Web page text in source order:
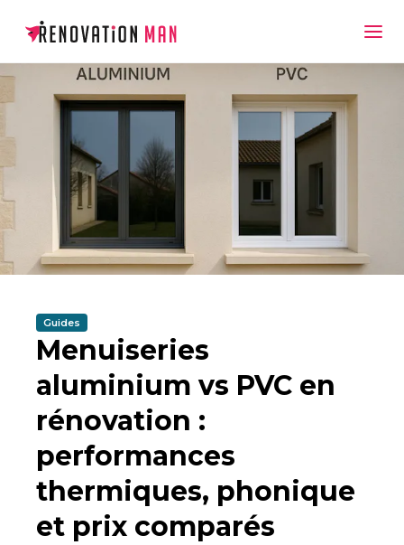
Guides
Menuiseries
aluminium vs PVC en
rénovation :
performances
thermiques, phonique
et prix comparés